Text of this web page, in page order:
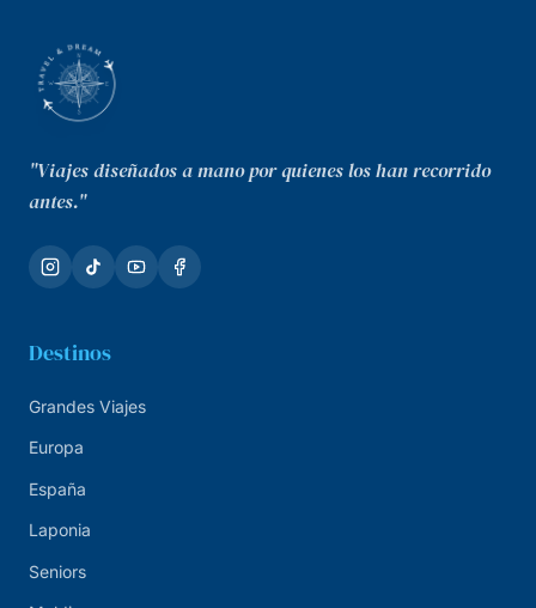
"Viajes diseñados a mano por quienes los han recorrido
antes."
Destinos
Grandes Viajes
Europa
España
Laponia
Seniors